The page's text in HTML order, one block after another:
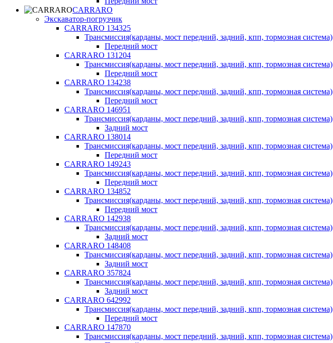
CARRARO
Экскаватор-погрузчик
CARRARO 134325
Трансмиссия(карданы, мост передний, задний, кпп, тормозная система)
Передний мост
CARRARO 131204
Трансмиссия(карданы, мост передний, задний, кпп, тормозная система)
Передний мост
CARRARO 134238
Трансмиссия(карданы, мост передний, задний, кпп, тормозная система)
Передний мост
CARRARO 146951
Трансмиссия(карданы, мост передний, задний, кпп, тормозная система)
Задний мост
CARRARO 138014
Трансмиссия(карданы, мост передний, задний, кпп, тормозная система)
Передний мост
CARRARO 149243
Трансмиссия(карданы, мост передний, задний, кпп, тормозная система)
Передний мост
CARRARO 134852
Трансмиссия(карданы, мост передний, задний, кпп, тормозная система)
Передний мост
CARRARO 142938
Трансмиссия(карданы, мост передний, задний, кпп, тормозная система)
Задний мост
CARRARO 148408
Трансмиссия(карданы, мост передний, задний, кпп, тормозная система)
Задний мост
CARRARO 357824
Трансмиссия(карданы, мост передний, задний, кпп, тормозная система)
Задний мост
CARRARO 642992
Трансмиссия(карданы, мост передний, задний, кпп, тормозная система)
Передний мост
CARRARO 147870
Трансмиссия(карданы, мост передний, задний, кпп, тормозная система)